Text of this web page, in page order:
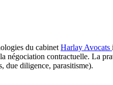
du cabinet Harlay Avocats
négociation contractuelle. La
due diligence, parasitisme).